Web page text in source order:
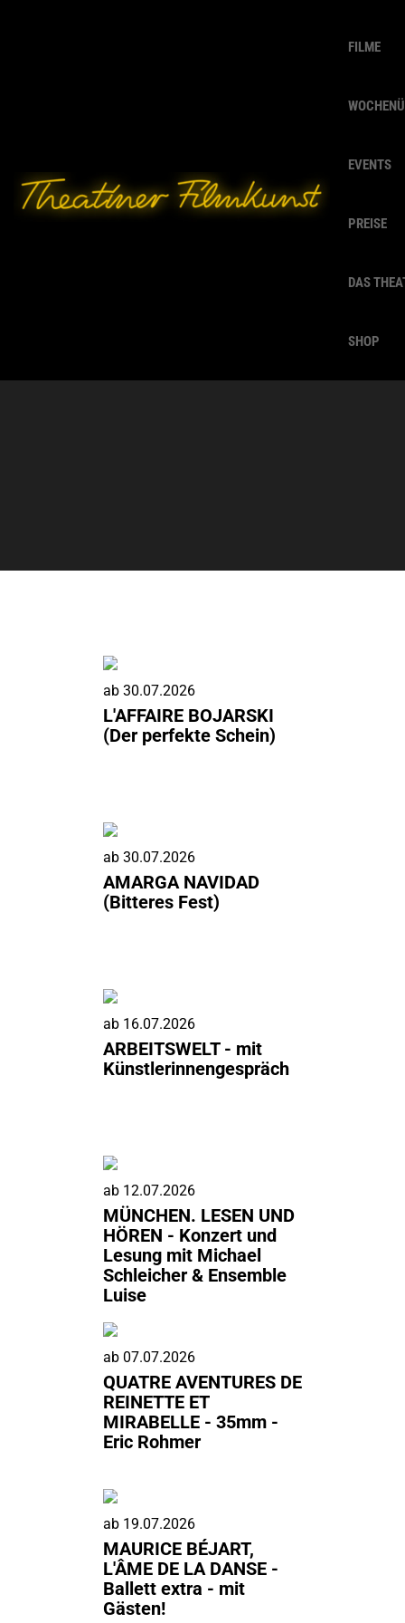
FILME
EVENTS
PREISE
DAS
SHOP
ab 30.07.2026
L'AFFAIRE BOJARSKI
(Der perfekte Schein)
ab 30.07.2026
AMARGA NAVIDAD
(Bitteres Fest)
ab 16.07.2026
ARBEITSWELT - mit
Künstlerinnengespräch
ab 12.07.2026
MÜNCHEN. LESEN UND
HÖREN - Konzert und
Lesung mit Michael
Schleicher & Ensemble
Luise
ab 07.07.2026
QUATRE AVENTURES DE
REINETTE ET
MIRABELLE - 35mm -
Eric Rohmer
ab 19.07.2026
MAURICE BÉJART,
L'ÂME DE LA DANSE -
Ballett extra - mit
Gästen!